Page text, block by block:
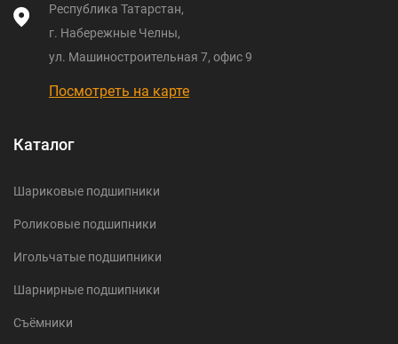
Республика Татарстан,
г. Набережные Челны,
ул. Машиностроительная 7, офис 9
Посмотреть на карте
Каталог
Шариковые подшипники
Роликовые подшипники
Игольчатые подшипники
Шарнирные подшипники
Съёмники